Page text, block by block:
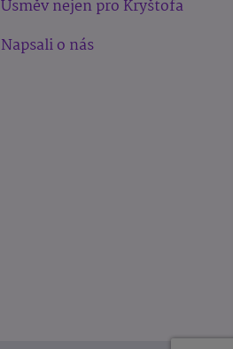
Úsměv nejen pro Kryštofa
Napsali o nás